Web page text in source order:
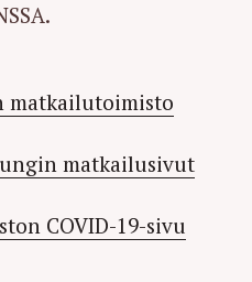
matkailutoimisto
matkailusivut
COVID-19-sivu